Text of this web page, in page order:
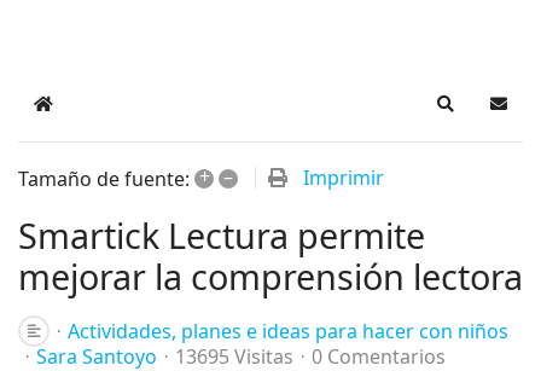
Home Search
Tamaño de fuente: + – Imprimir
Smartick Lectura permite
mejorar la comprensión lectora
Actividades, planes e ideas para hacer con niños
Sara Santoyo
13695 Visitas 0 Comentarios